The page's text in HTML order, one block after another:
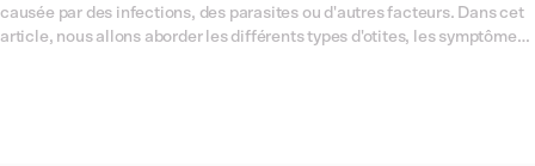
causée par des infections, des parasites ou d'autres facteurs. Dans cet
article, nous allons aborder les différents types d'otites, les symptômes